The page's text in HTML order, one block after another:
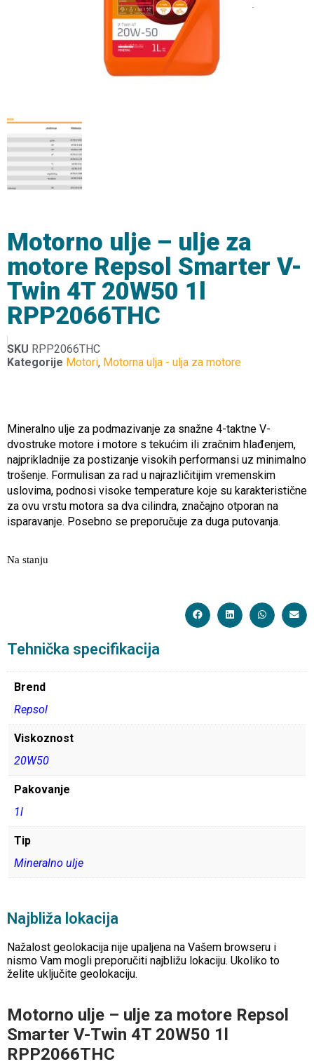
Motorno ulje – ulje za
motore Repsol Smarter V-
Twin 4T 20W50 1l
RPP2066THC
SKU RPP2066THC
Kategorije Motori, Motorna ulja - ulja za motore
Mineralno ulje za podmazivanje za snažne 4-taktne V-
dvostruke motore i motore s tekućim ili zračnim hlađenjem,
najprikladnije za postizanje visokih performansi uz minimalno
trošenje. Formulisan za rad u najrazličitijim vremenskim
uslovima, podnosi visoke temperature koje su karakteristične
za ovu vrstu motora sa dva cilindra, značajno otporan na
isparavanje. Posebno se preporučuje za duga putovanja.
Na stanju
Tehnička specifikacija
Brend
Repsol
Viskoznost
20W50
Pakovanje
1l
Tip
Mineralno ulje
Najbliža lokacija
Nažalost geolokacija nije upaljena na Vašem browseru i
nismo Vam mogli preporučiti najbližu lokaciju. Ukoliko to
želite uključite geolokaciju.
Motorno ulje – ulje za motore Repsol
Smarter V-Twin 4T 20W50 1l
RPP2066THC